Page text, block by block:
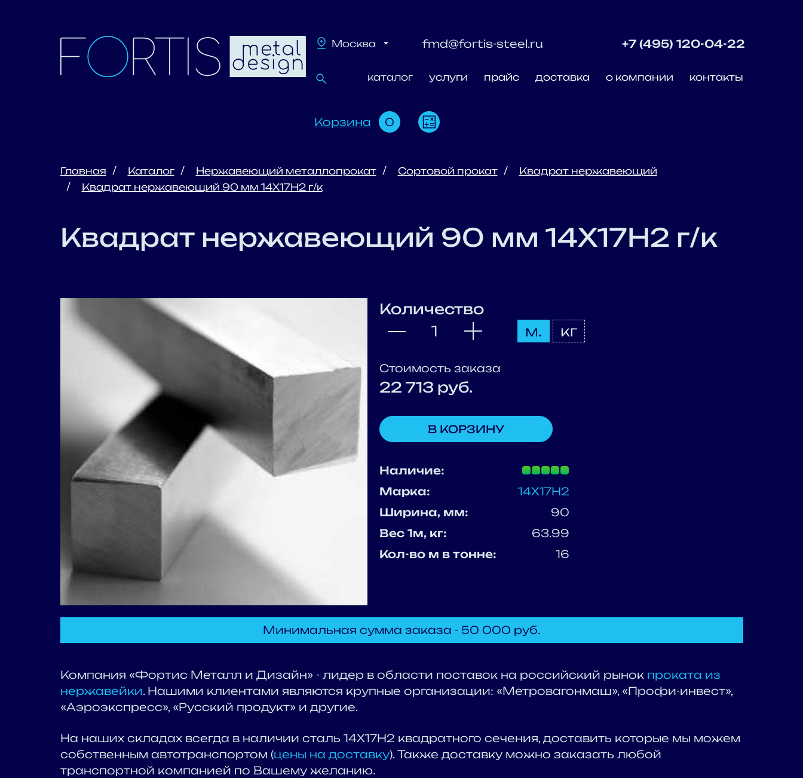
Москва fmd@fortis-steel.ru +7 (495) 120-04-22
каталог услуги прайс доставка о компании контакты
Корзина 0
Главная Каталог Нержавеющий металлопрокат Сортовой прокат
Квадрат нержавеющий
Квадрат нержавеющий 90 мм 14Х17Н2 г/к
Квадрат нержавеющий 90 мм 14Х17Н2 г/к
Количество
м.
кг
Стоимость заказа
22 713 руб.
В КОРЗИНУ
Наличие:
Марка:
14Х17Н2
Ширина, мм:
90
Вес 1м, кг:
63.99
Кол-во м в тонне:
16
Минимальная сумма заказа - 50 000 руб.
Компания «Фортис Металл и Дизайн» - лидер в области поставок на российский рынок проката из
нержавейки. Нашими клиентами являются крупные организации: «Метровагонмаш», «Профи-инвест»,
«Аэроэкспресс», «Русский продукт» и другие.
На наших складах всегда в наличии сталь 14Х17Н2 квадратного сечения, доставить которые мы можем
собственным автотранспортом (цены на доставку). Также доставку можно заказать любой
транспортной компанией по Вашему желанию.